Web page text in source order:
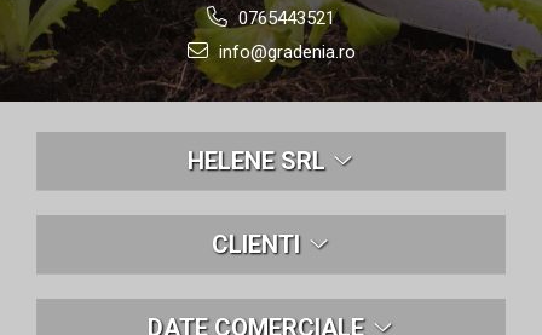
0765443521
info@gradenia.ro
HELENE SRL
CLIENTI
DATE COMERCIALE